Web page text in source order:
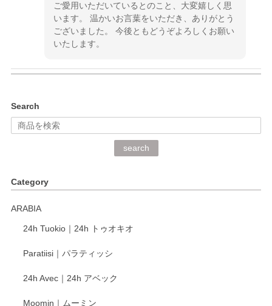
ご愛用いただいているとのこと、大変嬉しく思
います。 温かいお言葉をいただき、ありがとう
ございました。 今後ともどうぞよろしくお願い
いたします。
深さや大きさがとてもちょうど良く、手に馴染み、洗いやす
く、他の柄も何枚かこちらで買い、毎食時に使用していま
く交換して下さいました。
がとうございます。 同じシリーズの器を揃えて
います。 温かいお言葉をいただき、ありがとう
いたします。
Search
search
Category
ARABIA
24h Tuokio｜24h トゥオキオ
Paratiisi｜パラティッシ
24h Avec｜24h アベック
Moomin｜ムーミン